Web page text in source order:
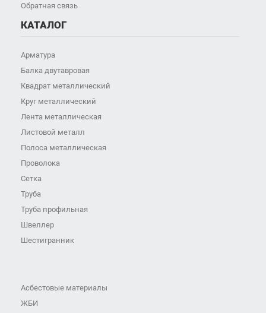
Обратная связь
КАТАЛОГ
Арматура
Балка двутавровая
Квадрат металлический
Круг металлический
Лента металлическая
Листовой металл
Полоса металлическая
Проволока
Сетка
Труба
Труба профильная
Швеллер
Шестигранник
Асбестовые материалы
ЖБИ